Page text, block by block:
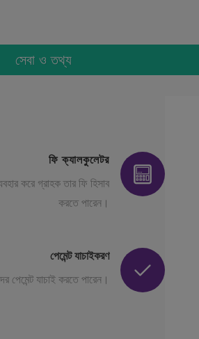
সেবা ও তথ্য
ফি ক্যালকুলেটর
করে গ্রাহক তার ফি হিসাব
করতে পারেন।
পেমেন্ট যাচাইকরণ
পেমেন্ট যাচাই করতে পারেন।